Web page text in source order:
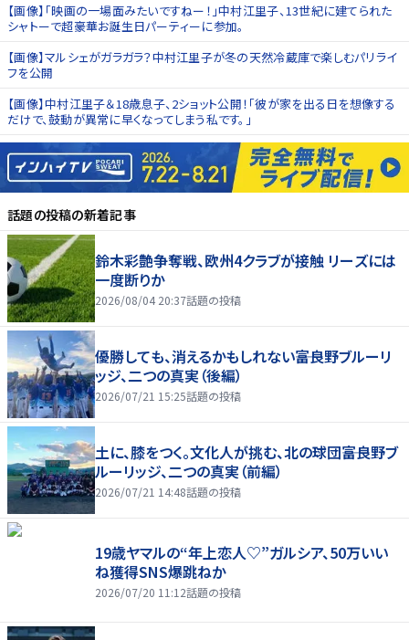
【画像】「映画の一場面みたいですねー！」中村江里子、13世紀に建てられた
シャトーで超豪華お誕生日パーティーに参加。
【画像】マルシェがガラガラ？中村江里子が冬の天然冷蔵庫で楽しむパリライ
フを公開
【画像】中村江里子＆18歳息子、2ショット公開！「彼が家を出る日を想像する
だけで、鼓動が異常に早くなってしまう私です。」
話題の投稿の新着記事
鈴木彩艶争奪戦、欧州4クラブが接触 リーズには
一度断りか
2026/08/04 20:37話題の投稿
優勝しても、消えるかもしれない――富良野ブルーリ
ッジ、二つの真実（後編）
2026/07/21 15:25話題の投稿
土に、膝をつく。文化人が挑む、北の球団――富良野ブ
ルーリッジ、二つの真実（前編）
2026/07/21 14:48話題の投稿
19歳ヤマルの“年上恋人♡”ガルシア、50万いい
ね獲得SNS爆跳ねか
2026/07/20 11:12話題の投稿